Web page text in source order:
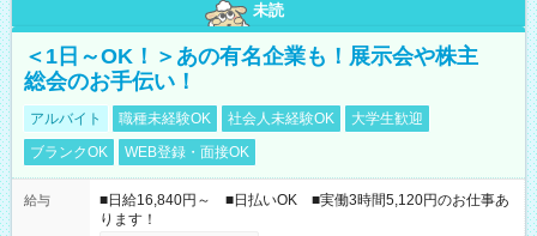
未読
＜1日～OK！＞あの有名企業も！展示会や株主
総会のお手伝い！
アルバイト 職種未経験OK 社会人未経験OK
大学生歓迎
ブランクOK
WEB登録・面接OK
給与
■日給16,840円～ ■日払いOK ■実働3時間5,120円のお仕事あ
ります！